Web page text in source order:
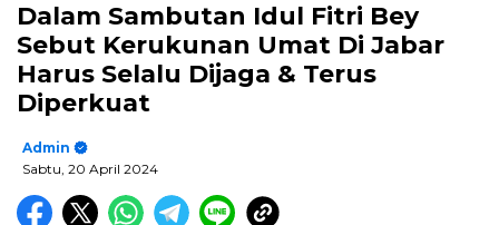
Dalam Sambutan Idul Fitri Bey
Sebut Kerukunan Umat Di Jabar
Harus Selalu Dijaga & Terus
Diperkuat
Admin
Sabtu, 20 April 2024